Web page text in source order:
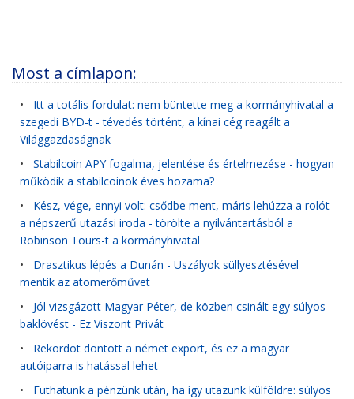
Most a címlapon:
• Itt a totális fordulat: nem büntette meg a kormányhivatal a
szegedi BYD-t - tévedés történt, a kínai cég reagált a
Világgazdaságnak
• Stabilcoin APY fogalma, jelentése és értelmezése - hogyan
működik a stabilcoinok éves hozama?
• Kész, vége, ennyi volt: csődbe ment, máris lehúzza a rolót
a népszerű utazási iroda - törölte a nyilvántartásból a
Robinson Tours-t a kormányhivatal
• Drasztikus lépés a Dunán - Uszályok süllyesztésével
mentik az atomerőművet
• Jól vizsgázott Magyar Péter, de közben csinált egy súlyos
baklövést - Ez Viszont Privát
• Rekordot döntött a német export, és ez a magyar
autóiparra is hatással lehet
• Futhatunk a pénzünk után, ha így utazunk külföldre: súlyos